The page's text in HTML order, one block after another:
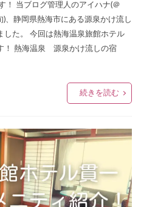
！ 当ブログ管理人のアイハナ(＠
)、静岡県熱海市にある源泉かけ流し
た。 今回は熱海温泉旅館ホテル
！ 熱海温泉 源泉かけ流しの宿
続きを読む